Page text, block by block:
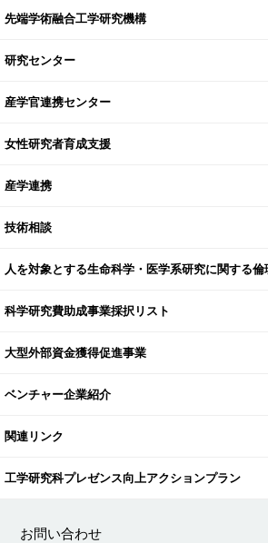
先端学術融合工学研究機構
研究センター
産学官連携センター
女性研究者育成支援
産学連携
技術相談
人を対象とする生命科学・医学系研究に関する倫
科学研究費助成事業採択リスト
大型外部資金獲得促進事業
ベンチャー企業紹介
関連リンク
工学研究科プレゼンス向上アクションプラン
お問い合わせ